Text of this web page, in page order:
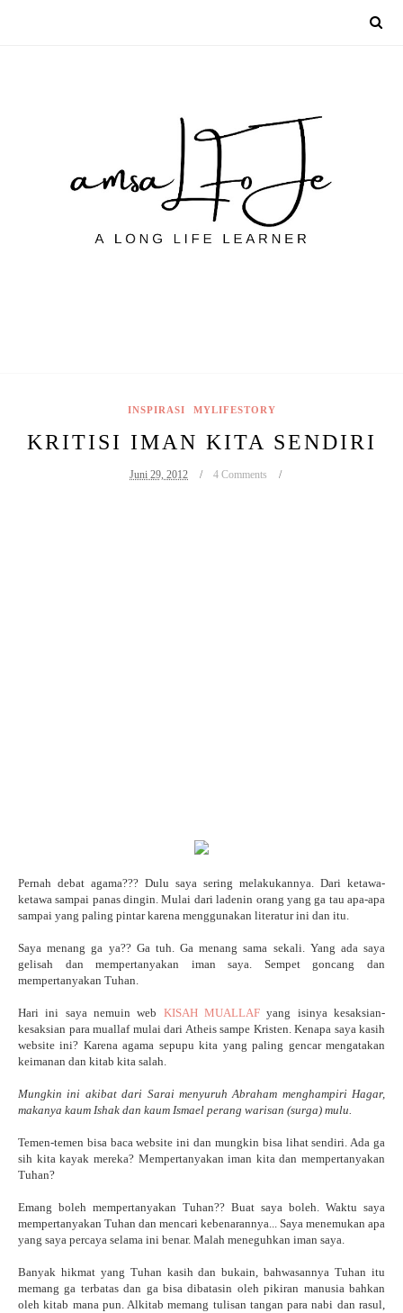
INSPIRASI MYLIFESTORY
KRITISI IMAN KITA SENDIRI
Juni 29, 2012 4 Comments
Pernah debat agama??? Dulu saya sering melakukannya. Dari ketawa-
ketawa sampai panas dingin. Mulai dari ladenin orang yang ga tau apa-apa
sampai yang paling pintar karena menggunakan literatur ini dan itu.
Saya menang ga ya?? Ga tuh. Ga menang sama sekali. Yang ada saya
gelisah dan mempertanyakan iman saya. Sempet goncang dan
mempertanyakan Tuhan.
Hari ini saya nemuin web KISAH MUALLAF yang isinya kesaksian-
kesaksian para muallaf mulai dari Atheis sampe Kristen. Kenapa saya kasih
website ini? Karena agama sepupu kita yang paling gencar mengatakan
keimanan dan kitab kita salah.
Mungkin ini akibat dari Sarai menyuruh Abraham menghampiri Hagar,
makanya kaum Ishak dan kaum Ismael perang warisan (surga) mulu.
Temen-temen bisa baca website ini dan mungkin bisa lihat sendiri. Ada ga
sih kita kayak mereka? Mempertanyakan iman kita dan mempertanyakan
Tuhan?
Emang boleh mempertanyakan Tuhan?? Buat saya boleh. Waktu saya
mempertanyakan Tuhan dan mencari kebenarannya... Saya menemukan apa
yang saya percaya selama ini benar. Malah meneguhkan iman saya.
Banyak hikmat yang Tuhan kasih dan bukain, bahwasannya Tuhan itu
memang ga terbatas dan ga bisa dibatasin oleh pikiran manusia bahkan
oleh kitab mana pun. Alkitab memang tulisan tangan para nabi dan rasul,